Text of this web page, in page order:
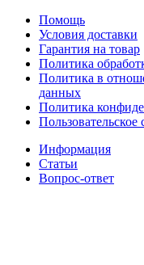
Помощь
Условия доставки
Гарантия на товар
Политика
Политика в
данных
Политика
Пользовательское
Информация
Статьи
Вопрос-ответ